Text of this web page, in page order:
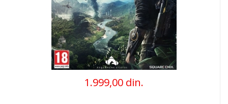
1.999,00 din.